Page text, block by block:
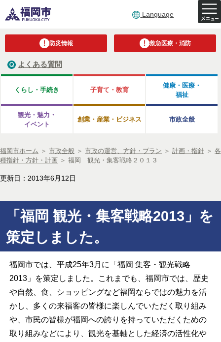
Language
防災情報 救急医療・消防
よくある質問
くらし・手続き 子育て・教育
健康・医療・
福祉
観光・魅力・
イベント
創業・産業・ビジネス 市政全般
福岡市ホーム ＞ 市政全般 ＞ 市政の運営、方針・プラン ＞ 計画・指針 ＞ 各
種指針・方針・計画 ＞ 福岡 観光・集客戦略２０１３
更新日：2013年6月12日
「福岡 観光・集客戦略2013」を
策定しました。
福岡市では、平成25年3月に「福岡 集客・観光戦略
2013」を策定しました。これまでも、福岡市では、歴史
や自然、食、ショッピングなど福岡ならではの魅力を活
かし、多くの来福客の皆様に楽しんでいただく取り組み
や、市民の皆様が福岡への誇りを持っていただくための
取り組みなどにより、観光を基軸とした経済の活性化や